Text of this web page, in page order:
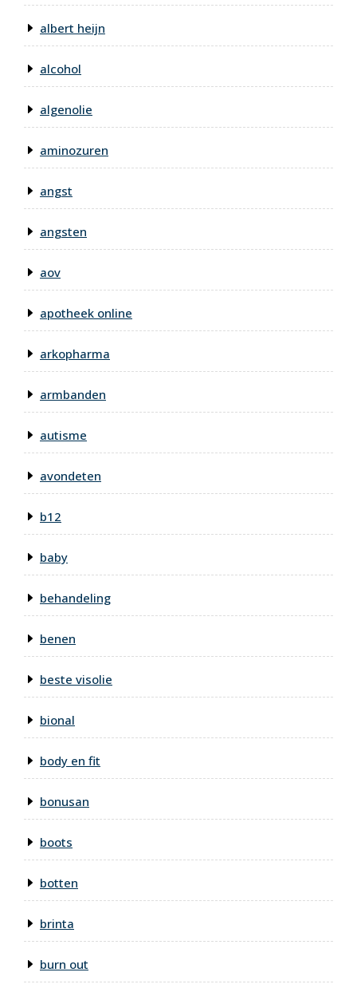
albert heijn
alcohol
algenolie
aminozuren
angst
angsten
aov
apotheek online
arkopharma
armbanden
autisme
avondeten
b12
baby
behandeling
benen
beste visolie
bional
body en fit
bonusan
boots
botten
brinta
burn out